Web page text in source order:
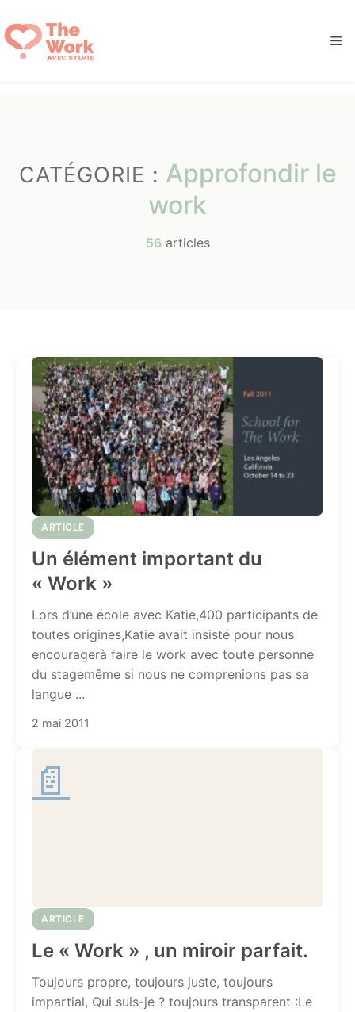
au
contenu
CATÉGORIE : Approfondir le
work
56articles
ARTICLE
Un élément important du
« Work »
Lors d’une école avec Katie,400 participants de
toutes origines,Katie avait insisté pour nous
encouragerà faire le work avec toute personne
du stagemême si nous ne comprenions pas sa
langue ...
2 mai 2011
📄
ARTICLE
Le « Work » , un miroir parfait.
Toujours propre, toujours juste, toujours
impartial, Qui suis-je ? toujours transparent :Le